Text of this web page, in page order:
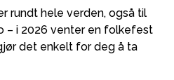
rundt hele verden, også til
– i 2026 venter en folkefest
det enkelt for deg å ta